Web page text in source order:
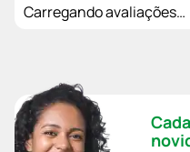
Carregando avaliações…